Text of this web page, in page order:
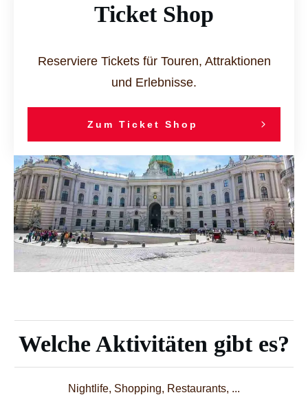
Ticket Shop
Reserviere Tickets für Touren, Attraktionen
und Erlebnisse.
Zum Ticket Shop
Welche Aktivitäten gibt es?
Nightlife, Shopping, Restaurants, ...